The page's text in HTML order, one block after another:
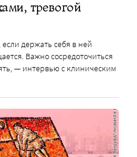
тревогой
держать себя в ней
Важно сосредоточиться
— интервью с клиническим